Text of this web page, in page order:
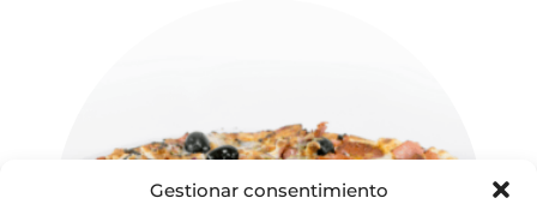
Gestionar consentimiento
€25,90